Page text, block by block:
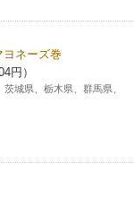
ネーズ巻
円）
茨城県、栃木県、群馬県、